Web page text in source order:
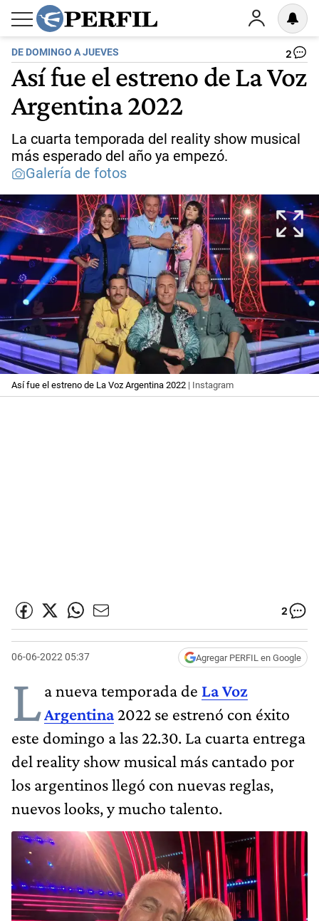
DE DOMINGO A JUEVES 2
Así fue el estreno de La Voz
Argentina 2022
La cuarta temporada del reality show musical
más esperado del año ya empezó.
Galería de fotos
Así fue el estreno de La Voz Argentina 2022 | Instagram
2
06-06-2022 05:37 Agregar PERFIL en Google
La nueva temporada de La Voz
Argentina2022 se estrenó con éxito
este domingo a las 22.30. La cuarta entrega
del reality show musical más cantado por
los argentinos llegó con nuevas reglas,
nuevos looks, y mucho talento.